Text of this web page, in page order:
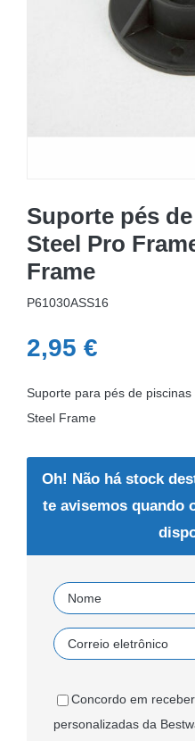
MOBILIÁRIO INSUFLÁVEL
Suporte pés
Steel Pro
Frame
P61030ASS16
2,95 €
Suporte para pés de
Steel Frame
Oh! Não há stock
te avisemos quando
Concordo em
personalizadas da